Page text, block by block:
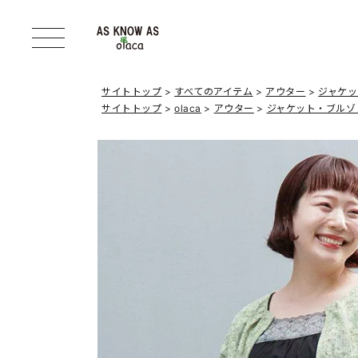
サイトトップ すべてのアイテム アウター
ジャケ
サイトトップ
olaca アウター ジャケット・ブル